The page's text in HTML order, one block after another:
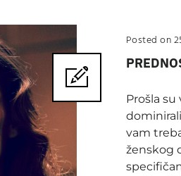
Posted on
Prošla
vam
ženskog